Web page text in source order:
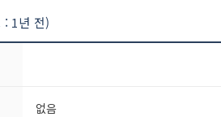
: 1년 전)
없음